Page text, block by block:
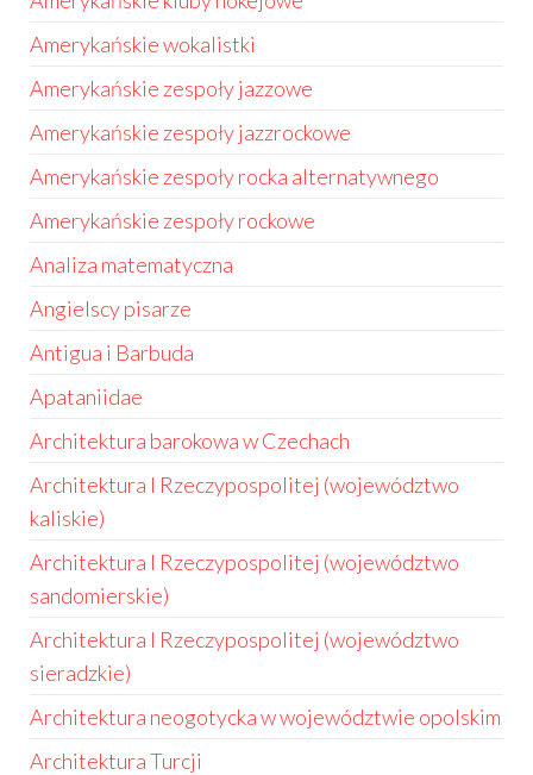
Amerykańskie wokalistki
Amerykańskie zespoły jazzowe
Amerykańskie zespoły jazzrockowe
Amerykańskie zespoły rocka alternatywnego
Amerykańskie zespoły rockowe
Analiza matematyczna
Angielscy pisarze
Antigua i Barbuda
Apataniidae
Architektura barokowa w Czechach
Architektura I Rzeczypospolitej (województwo
kaliskie)
Architektura I Rzeczypospolitej (województwo
sandomierskie)
Architektura I Rzeczypospolitej (województwo
sieradzkie)
Architektura neogotycka w województwie opolskim
Architektura Turcji